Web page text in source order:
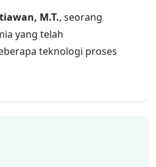
M.T., seorang
yang telah
teknologi proses